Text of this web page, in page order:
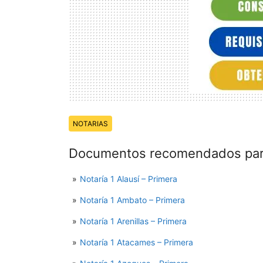
Temas:
NOTARIAS
Documentos recomendados
Notaría 1 Alausí – Primera
Notaría 1 Ambato – Primera
Notaría 1 Arenillas – Primera
Notaría 1 Atacames – Primera